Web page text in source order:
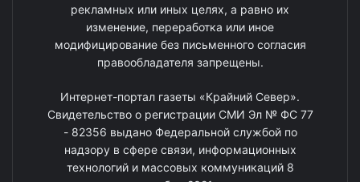
рекламных или иных целях, а равно их
изменение, переработка или иное
модифицирование без письменного согласия
правообладателя запрещены.
Интернет-портал газеты «Крайний Север».
Свидетельство о регистрации СМИ Эл № ФС 77
- 82356 выдано Федеральной службой по
надзору в сфере связи, информационных
технологий и массовых коммуникаций 8